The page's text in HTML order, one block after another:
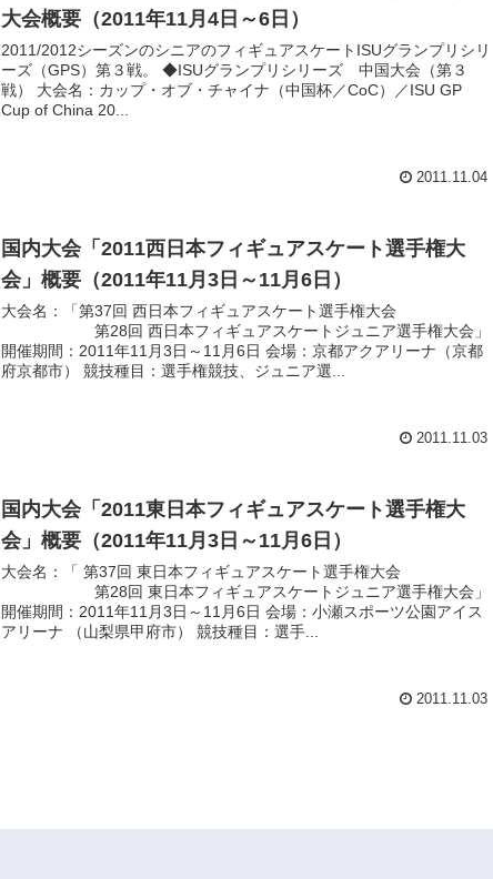
大会概要（2011年11月4日～6日）
2011/2012シーズンのシニアのフィギュアスケートISUグランプリシリ
ーズ（GPS）第３戦。 ◆ISUグランプリシリーズ 中国大会（第３
戦） 大会名：カップ・オブ・チャイナ（中国杯／CoC）／ISU GP
Cup of China 20...
2011.11.04
国内大会「2011西日本フィギュアスケート選手権大
会」概要（2011年11月3日～11月6日）
大会名：「第37回 西日本フィギュアスケート選手権大会
第28回 西日本フィギュアスケートジュニア選手権大会」
開催期間：2011年11月3日～11月6日 会場：京都アクアリーナ（京都
府京都市） 競技種目：選手権競技、ジュニア選...
2011.11.03
国内大会「2011東日本フィギュアスケート選手権大
会」概要（2011年11月3日～11月6日）
大会名：「 第37回 東日本フィギュアスケート選手権大会
第28回 東日本フィギュアスケートジュニア選手権大会」
開催期間：2011年11月3日～11月6日 会場：小瀬スポーツ公園アイス
アリーナ （山梨県甲府市） 競技種目：選手...
2011.11.03